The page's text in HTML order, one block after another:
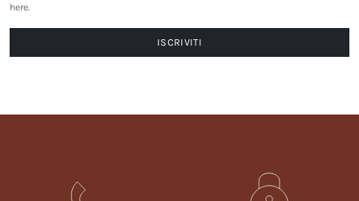
here.